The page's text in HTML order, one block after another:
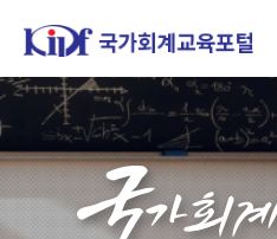
홈페이지가 새롭게 개편되었
한국조세재정연구원홈페